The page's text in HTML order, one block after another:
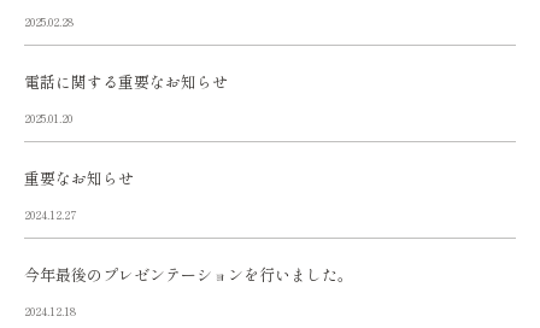
2025.02.28
電話に関する重要なお知らせ
2025.01.20
重要なお知らせ
2024.12.27
今年最後のプレゼンテーションを行いました。
2024.12.18